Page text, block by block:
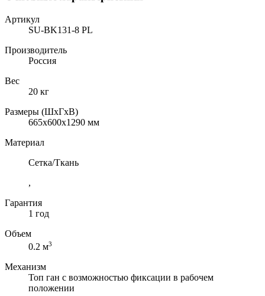
Артикул
SU-BK131-8 PL
Производитель
Россия
Вес
20 кг
Размеры (ШхГхВ)
665x600x1290 мм
Материал
Сетка/Ткань
,
Гарантия
1 год
Объем
0.2 м3
Механизм
Топ ган с возможностью фиксации в рабочем
положении